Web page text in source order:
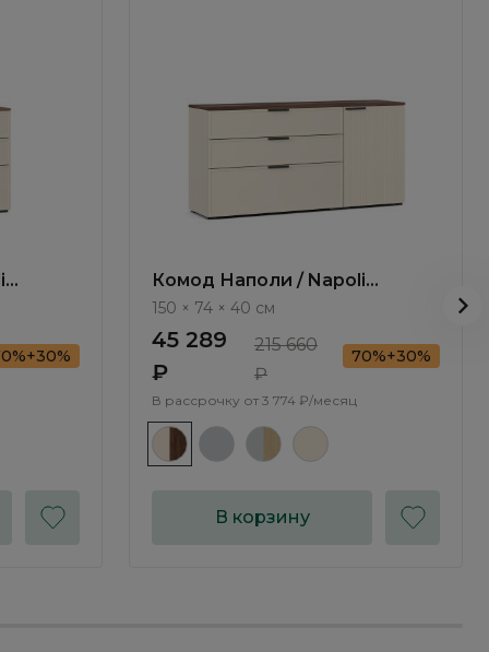
Комод Наполи / Napoli
NP010.4
150 × 74 × 40 см
45 289
₽
215 660
₽
70%+30%
В рассрочку от 3 774 ₽/месяц
В корзину